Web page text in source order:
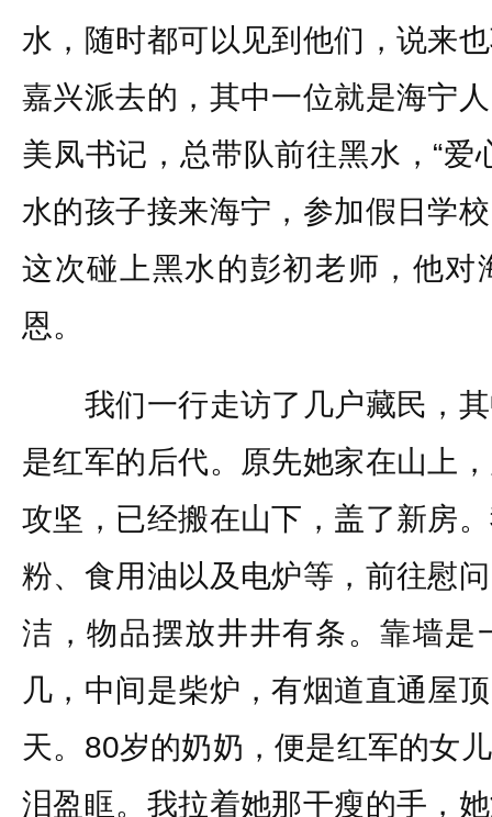
水，随时都可以见到他们，说来
嘉兴派去的，其中一位就是海宁
美凤书记，总带队前往黑水，“爱
水的孩子接来海宁，参加假日学
这次碰上黑水的彭初老师，他对
恩。
我们一行走访了几户藏民，其
是红军的后代。原先她家在山上
攻坚，已经搬在山下，盖了新房
粉、食用油以及电炉等，前往慰
洁，物品摆放井井有条。靠墙是
几，中间是柴炉，有烟道直通屋
天。80岁的奶奶，便是红军的女
泪盈眶。我拉着她那干瘦的手，